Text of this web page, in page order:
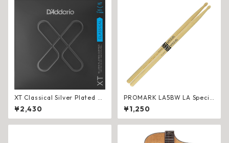
XT Classical Silver Plated C
opper, Hard Tnesion
¥2,430
PROMARK LA5BW LA Specia
l Forward 5B ヒッコリー ドラ
ムスティック（オーバルウッ
ドチップ）
¥1,250